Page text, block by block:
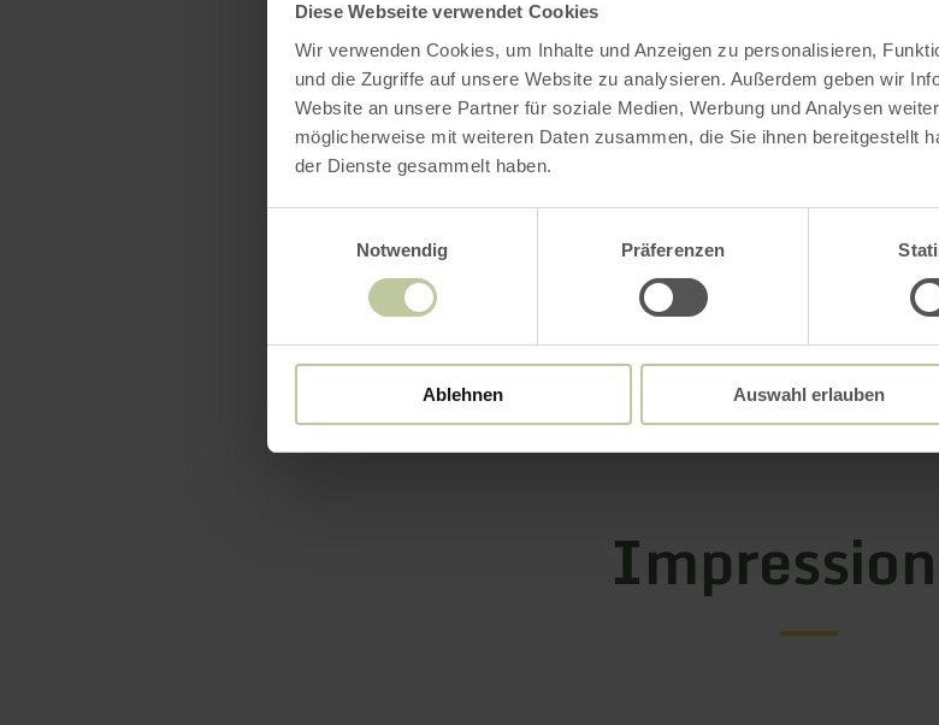
Diese Webseite verwendet Cookies
Wir verwenden Cookies, um Inhalte und Anzeigen zu personalisieren,
und die Zugriffe auf unsere Website zu analysieren. Außerdem geben wir
Website an unsere Partner für soziale Medien, Werbung und Analysen
möglicherweise mit weiteren Daten zusammen, die Sie ihnen bereitgestellt
der Dienste gesammelt haben.
Notwendig
Präferenzen
Ablehnen Auswahl erlauben
Die öffentlichen Toiletten im
geöffnet. (Jahreszeitlich witterungsbedingt
Weitere
Downloads